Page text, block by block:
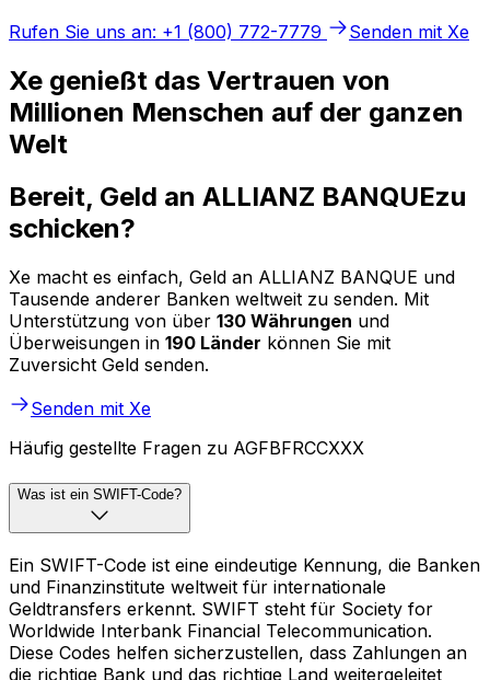
Rufen Sie uns an: +1 (800) 772-7779
Senden mit Xe
Xe genießt das Vertrauen von
Millionen Menschen auf der ganzen
Welt
Bereit, Geld an ALLIANZ BANQUEzu
schicken?
Xe macht es einfach, Geld an ALLIANZ BANQUE und
Tausende anderer Banken weltweit zu senden. Mit
Unterstützung von über 130 Währungen und
Überweisungen in 190 Länder können Sie mit
Zuversicht Geld senden.
Senden mit Xe
Häufig gestellte Fragen zu AGFBFRCCXXX
Was ist ein SWIFT-Code?
Ein SWIFT-Code ist eine eindeutige Kennung, die Banken
und Finanzinstitute weltweit für internationale
Geldtransfers erkennt. SWIFT steht für Society for
Worldwide Interbank Financial Telecommunication.
Diese Codes helfen sicherzustellen, dass Zahlungen an
die richtige Bank und das richtige Land weitergeleitet